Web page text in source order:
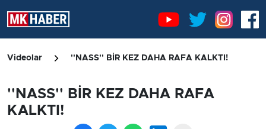
Videolar ''NASS'' BİR KEZ DAHA RAFA KALKTI!
''NASS'' BİR KEZ DAHA RAFA
KALKTI!